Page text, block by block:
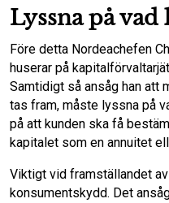
Lyssna på
Före detta Nordeachefen
huserar på
Samtidigt så ansåg han att
tas fram, måste lyssna på
på att kunden ska få
kapitalet som en annuitet
Viktigt vid framställandet
konsumentskydd. Det